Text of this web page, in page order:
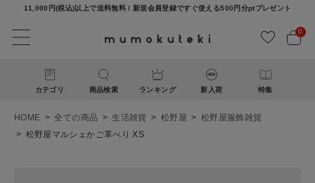
11,000円(税込)以上で送料無料 / 新規会員登録ですぐ使える500円分ptプレゼント
0
カテゴリ 商品検索 ランキング 新入荷 特集
HOME 全ての商品 生活雑貨 松野屋
松野屋服飾雑貨
松野屋マルシェかご革べり XS